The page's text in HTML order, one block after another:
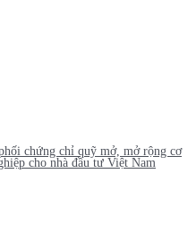
chứng chỉ quỹ mở, mở rộng cơ
cho nhà đầu tư Việt Nam